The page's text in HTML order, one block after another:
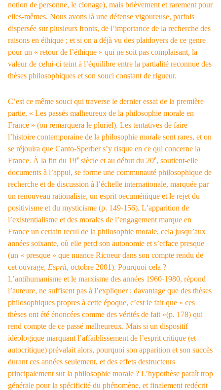
notion de personne, le clonage), mais brièvement et rarement pour
elles-mêmes. Nous avons là une défense vigoureuse, parfois
dispersée sur plusieurs fronts, de l’importance de la recherche des
raisons en éthique ; et si on a déjà vu des plaidoyers de ce genre
pour un « retour de l’éthique » qui ne soit pas complaisant, la
valeur de celui-ci teint à l’équilibre entre la partialité reconnue des
thèses philosophiques et son souci constant de rigueur.
C’est ce même souci qui traverse le dernier essai de la première
partie, « Les passés malheureux de la philosophie morale en
France » (on remarquera le pluriel). Les tentatives de faire
l’histoire contemporaine de la philosophie morale sont rares, et on
se réjouira que Canto-Sperber s’y risque en ce qui concerne la
France. À la fin du 19e siècle et au début du 20e, soutient-elle
documents à l’appui, se forme une communauté philosophique de
recherche et de discussion à l’échelle internationale, marquée par
un renouveau rationaliste, un esprit oecuménique et le rejet du
positivisme et du mysticisme (p. 149-156). L’apparition de
l’existentialisme et des morales de l’engagement marque en
France un certain recul de la philosophie morale, cela jusqu’aux
années soixante, où elle perd son autonomie et s’efface presque
(un « presque » que nuance Ricoeur dans son compte rendu de
cet ouvrage, Esprit, octobre 2001). Pourquoi cela ?
L’antihumanisme et le marxisme des années 1960-1980, répond
l’auteure, ne suffisent pas à l’expliquer ; davantage que des thèses
philosophiques propres à cette époque, c’est le fait que « ces
thèses ont été énoncées comme des vérités de fait »(p. 178) qui
rend compte de ce passé malheureux. Mais si un dispositif
idéologique marquant l’affaiblissement de l’esprit critique (et
autocritique) prévalait alors, pourquoi son apparition et son succès
durant ces années seulement, et des effets destructeurs
principalement sur la philosophie morale ? L’hypothèse paraît trop
générale pour la spécificité du phénomène, et finalement redécrit